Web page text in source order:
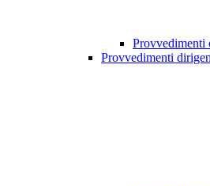
Provvedimenti
Provvedimenti